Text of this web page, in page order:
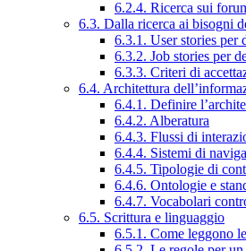
6.2.4. Ricerca sui
6.3. Dalla ricerca ai bisogni
6.3.1. User stories per
6.3.2. Job stories per
6.3.3. Criteri di
6.4. Architettura
6.4.1. Definire
6.4.2. Alberatura
6.4.3. Flussi di
6.4.4. Sistemi di
6.4.5. Tipologie di
6.4.6. Ontologie e
6.4.7. Vocabolari
6.5. Scrittura e linguaggio
6.5.1. Come leggono